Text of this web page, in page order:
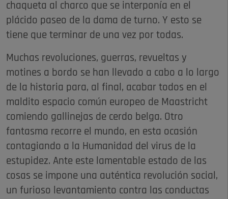
chaqueta al charco que se interponía en el
plácido paseo de la dama de turno. Y esto se
tiene que terminar de una vez por todas.
Muchas revoluciones, guerras, revueltas y
motines a bordo se han llevado a cabo a lo largo
de la historia para, al final, acabar todos en el
maldito espacio común europeo de Maastricht
comiendo gallinejas de cerdo belga. Otro
fantasma recorre el mundo, en esta ocasión
contagiando a la Humanidad del virus de la
estupidez. Ante este lamentable estado de las
cosas se impone una auténtica revolución social,
un furioso levantamiento contra las conductas